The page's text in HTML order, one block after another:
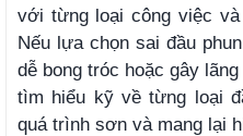
với từng loại công việc
Nếu lựa chọn sai đầu
dễ bong tróc hoặc gây
tìm hiểu kỹ về từng loại
quá trình sơn và mang lại